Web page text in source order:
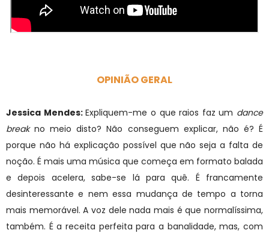
OPINIÃO GERAL
Jessica Mendes:Expliquem-me o que raios faz um dance
breakno meio disto? Não conseguem explicar, não é? É
porque não há explicação possível que não seja a falta de
noção. É mais uma música que começa em formato balada
e depois acelera, sabe-se lá para quê. É francamente
desinteressante e nem essa mudança de tempo a torna
mais memorável. A voz dele nada mais é que normalíssima,
também. É a receita perfeita para a banalidade, mas, com